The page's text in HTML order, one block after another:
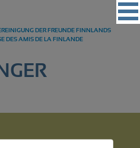
DER FREUNDE FINNLANDS
DES AMIS DE LA FINLANDE